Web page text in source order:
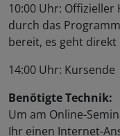
10:00 Uhr:
durch das
bereit, es geht direkt
14:00 Uhr: Kursende
Benötigte Technik:
Um am Online-
Ihr einen Internet-